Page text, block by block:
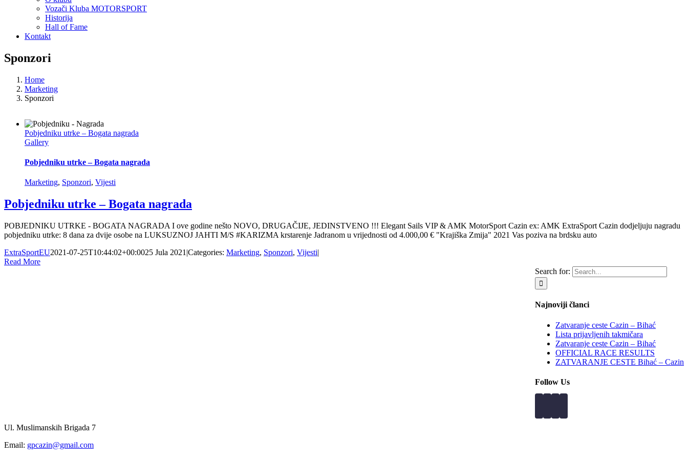
Vozači Kluba MOTORSPORT
Historija
Hall of Fame
Kontakt
Sponzori
Home
Marketing
Sponzori
Pobjedniku utrke – Bogata nagrada
Gallery
Pobjedniku utrke – Bogata nagrada
Marketing, Sponzori, Vijesti
Pobjedniku utrke – Bogata nagrada
POBJEDNIKU UTRKE - BOGATA NAGRADA I ove godine nešto NOVO, DRUGAČIJE, JEDINSTVENO !!! Elegant Sails VIP & AMK MotorSport Cazin ex: AMK ExtraSport Cazin dodjeljuju nagradu
pobjedniku utrke: 8 dana za dvije osobe na LUKSUZNOJ JAHTI M/S #KARIZMA krstarenje Jadranom u vrijednosti od 4.000,00 € "Krajiška Zmija" 2021 Vas poziva na brdsku auto
ExtraSportEU2021-07-25T10:44:02+00:0025 Jula 2021 |Categories: Marketing, Sponzori, Vijesti|
Read More
Search for:
Najnoviji članci
Zatvaranje ceste Cazin – Bihać
Lista prijavljenih takmičara
Zatvaranje ceste Cazin – Bihać
OFFICIAL RACE RESULTS
ZATVARANJE CESTE Bihać – Cazin
Follow Us
Ul. Muslimanskih Brigada 7
Email: gpcazin@gmail.com